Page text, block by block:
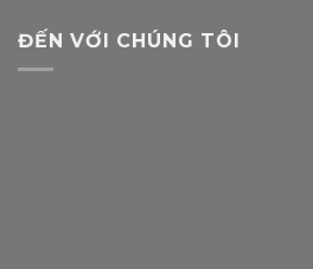
ĐẾN VỚI CHÚNG TÔI